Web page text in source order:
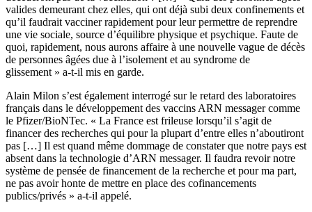
valides demeurant chez elles, qui ont déjà subi deux confinements et
qu’il faudrait vacciner rapidement pour leur permettre de reprendre
une vie sociale, source d’équilibre physique et psychique. Faute de
quoi, rapidement, nous aurons affaire à une nouvelle vague de décès
de personnes âgées due à l’isolement et au syndrome de
glissement » a-t-il mis en garde.
Alain Milon s’est également interrogé sur le retard des laboratoires
français dans le développement des vaccins ARN messager comme
le Pfizer/BioNTec. « La France est frileuse lorsqu’il s’agit de
financer des recherches qui pour la plupart d’entre elles n’aboutiront
pas […] Il est quand même dommage de constater que notre pays est
absent dans la technologie d’ARN messager. Il faudra revoir notre
système de pensée de financement de la recherche et pour ma part,
ne pas avoir honte de mettre en place des cofinancements
publics/privés » a-t-il appelé.